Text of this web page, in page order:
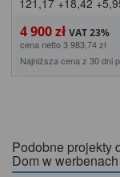
4 900 zł
cena netto 3 983,74 zł
Najniższa cena z 30 dni
Podobne projekty
Dom w